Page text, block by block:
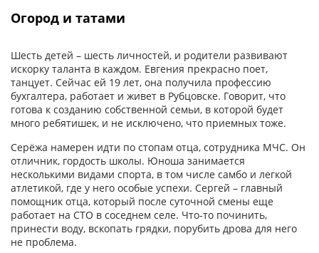
Огород и татами
Шесть детей – шесть личностей, и родители развивают
искорку таланта в каждом. Евгения прекрасно поет,
танцует. Сейчас ей 19 лет, она получила профессию
бухгалтера, работает и живет в Рубцовске. Говорит, что
готова к созданию собственной семьи, в которой будет
много ребятишек, и не исключено, что приемных тоже.
Серёжа намерен идти по стопам отца, сотрудника МЧС. Он
отличник, гордость школы. Юноша занимается
несколькими видами спорта, в том числе самбо и легкой
атлетикой, где у него особые успехи. Сергей – главный
помощник отца, который после суточной смены еще
работает на СТО в соседнем селе. Что‑то починить,
принести воду, вскопать грядки, порубить дрова для него
не проблема.